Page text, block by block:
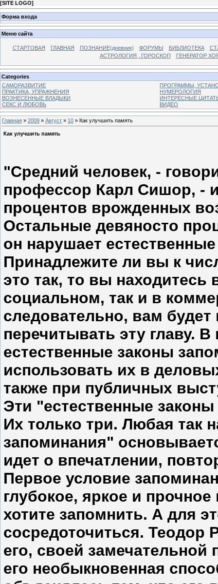
[SITE LOGO]
Форма входа
Меню сайта
СТАРТОВАЯ ГЛАВНАЯ ПОЗНАНИЕ(дневник) ФОРУМЫ БИБЛИОТЕКА
АСТРОЛОГИЯ , ГОРОСКОП
ГЕНЕРАТОР
Categories
САМОРАЗВИТИЕ
ПРОГРАММЫ,
ПРАКТИКА, УПРАЖНЕНИЯ
НУМЕРОЛОГИЯ
ВОЗНЕСЕННЫЕ ВЛАДЫКИ
ИНТЕРЕСНЫЕ
СЕКС И ЛЮБОВЬ
ВИДЕО
Главная » 2009 » Август » 10 » Как улучшить память
Как улучшить память
"Средний человек, -
профессор Карл Сишор, -
процентов врожденных
Остальные девяносто
он нарушает
Принадлежите ли вы к
это так, то вы
социальном, так и в
следовательно, вам будет
перечитывать эту главу.
естественные законы
использовать их в
также при публичных
Эти "естественные
Их только три. Любая так
запоминания"
идет о впечатлении,
Первое условие
глубокое, яркое и
хотите запомнить. А для
сосредоточиться. Теодор
его, своей
его необыкновенная